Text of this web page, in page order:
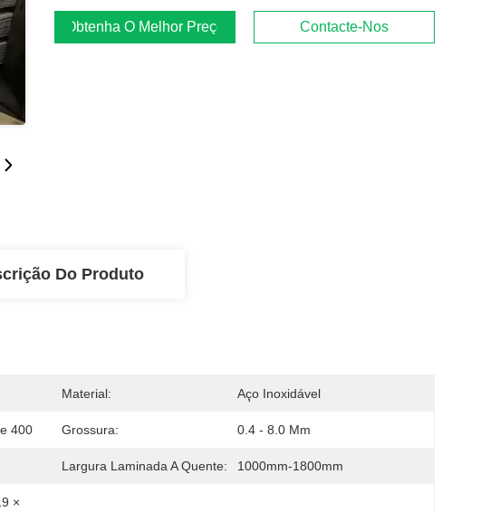
Obtenha O Melhor Preço Contacte-Nos
Do Produto
Material: Aço Inoxidável
400 Grossura: 0.4 - 8.0 Mm
Largura Laminada A Quente: 1000mm-1800mm
×